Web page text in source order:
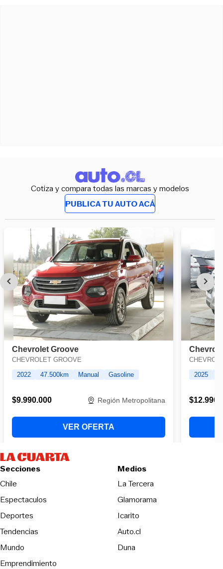
Cotiza y compara todas las marcas y modelos
PUBLICA TU AUTO ACÁ
Secciones
Chile
Espectaculos
Deportes
Tendencias
Mundo
Emprendimiento
Medios
La TerceraOpens in new
Glamorama
Icarito
Auto.cl
DunaOpens in new window